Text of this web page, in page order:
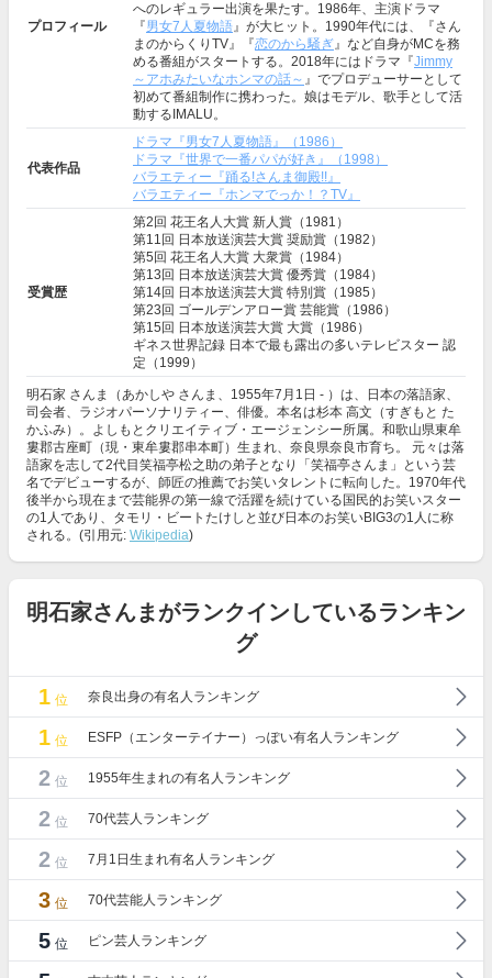
プロフィール
へのレギュラー出演を果たす。1986年、主演ドラマ
『男女7人夏物語』が大ヒット。1990年代には、『さん
まのからくりTV』『恋のから騒ぎ』など自身がMCを務
める番組がスタートする。2018年にはドラマ『Jimmy
～アホみたいなホンマの話～ 』でプロデューサーとして
初めて番組制作に携わった。娘はモデル、歌手として活
動するIMALU。
代表作品
ドラマ『男女7人夏物語』（1986）
ドラマ『世界で一番パパが好き』（1998）
バラエティー『踊る!さんま御殿!!』
バラエティー『ホンマでっか！？TV』
受賞歴
第2回 花王名人大賞 新人賞（1981）
第11回 日本放送演芸大賞 奨励賞（1982）
第5回 花王名人大賞 大衆賞（1984）
第13回 日本放送演芸大賞 優秀賞（1984）
第14回 日本放送演芸大賞 特別賞（1985）
第23回 ゴールデンアロー賞 芸能賞（1986）
第15回 日本放送演芸大賞 大賞（1986）
ギネス世界記録 日本で最も露出の多いテレビスター 認
定（1999）
明石家 さんま（あかしや さんま、1955年7月1日 - ）は、日本の落語家、
司会者、ラジオパーソナリティー、俳優。本名は杉本 高文（すぎもと た
かふみ）。よしもとクリエイティブ・エージェンシー所属。和歌山県東牟
婁郡古座町（現・東牟婁郡串本町）生まれ、奈良県奈良市育ち。 元々は落
語家を志して2代目笑福亭松之助の弟子となり「笑福亭さんま」という芸
名でデビューするが、師匠の推薦でお笑いタレントに転向した。1970年代
後半から現在まで芸能界の第一線で活躍を続けている国民的お笑いスター
の1人であり、タモリ・ビートたけしと並び日本のお笑いBIG3の1人に称
される。(引用元: Wikipedia)
明石家さんまがランクインしているランキン
グ
1 位 奈良出身の有名人ランキング
1 位 ESFP（エンターテイナー）っぽい有名人ランキング
2 位 1955年生まれの有名人ランキング
2 位 70代芸人ランキング
2 位 7月1日生まれ有名人ランキング
3 位 70代芸能人ランキング
5 位 ピン芸人ランキング